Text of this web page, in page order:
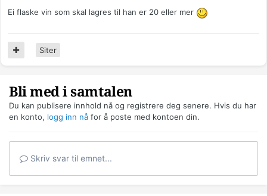
Ei flaske vin som skal lagres til han er 20 eller mer
Siter
Bli med i samtalen
Du kan publisere innhold nå og registrere deg senere. Hvis du har
en konto, logg inn nå for å poste med kontoen din.
Skriv svar til emnet...